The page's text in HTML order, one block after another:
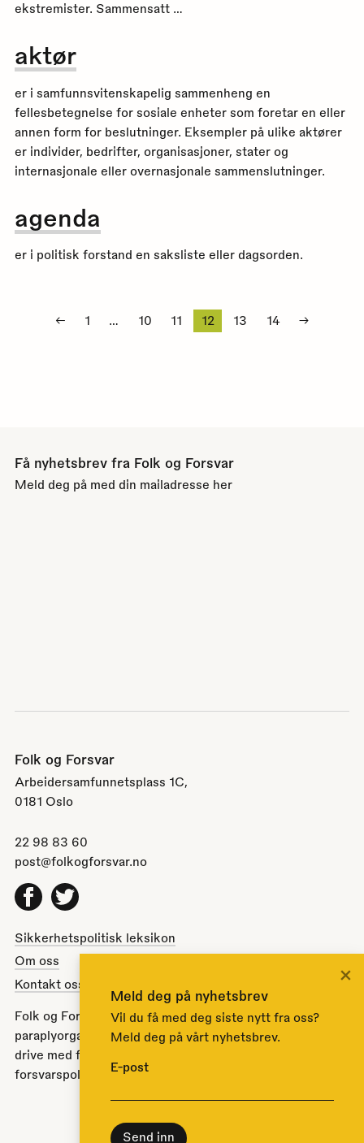
ekstremister. Sammensatt …
aktør
er i samfunnsvitenskapelig sammenheng en
fellesbetegnelse for sosiale enheter som foretar en eller
annen form for beslutninger. Eksempler på ulike aktører
er individer, bedrifter, organisasjoner, stater og
internasjonale eller overnasjonale sammenslutninger.
agenda
er i politisk forstand en saksliste eller dagsorden.
Sidepaginering
← 1 … 10 11 12 13 14 →
Få nyhetsbrev fra Folk og Forsvar
Meld deg på med din mailadresse her
Folk og Forsvar
Arbeidersamfunnetsplass 1C,
0181 Oslo
22 98 83 60
post@folkogforsvar.no
Facebook
Twitter
Sikkerhetspolitisk leksikon
Om oss
Kontakt oss
Folk og Forsvar er en partipolitisk nøytral
paraplyorganisasjon opprettet av Stortinget i 1951 for å
drive med folkeopplysning om norsk sikkerhets- og
forsvarspolitikk.
Meld deg på nyhetsbrev
Vil du få med deg siste nytt fra oss?
Meld deg på vårt nyhetsbrev.
E-post
×